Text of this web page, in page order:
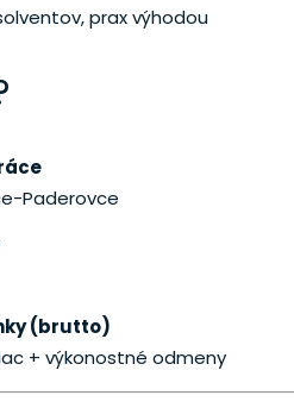
prax výhodou
Paderovce
(brutto)
+ výkonostné odmeny